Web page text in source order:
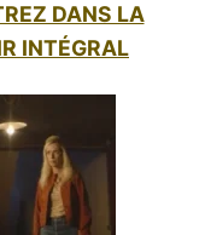
DANS LA
INTÉGRAL